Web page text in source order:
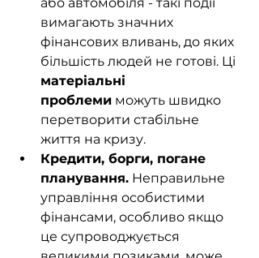
вимагають значних
фінансових вливань, до яких
більшість людей не готові. Ці
матеріальні
проблеми можуть швидко
перетворити стабільне
життя на кризу.
Кредити, борги, погане
планування. Неправильне
управління особистими
фінансами, особливо якщо
це супроводжується